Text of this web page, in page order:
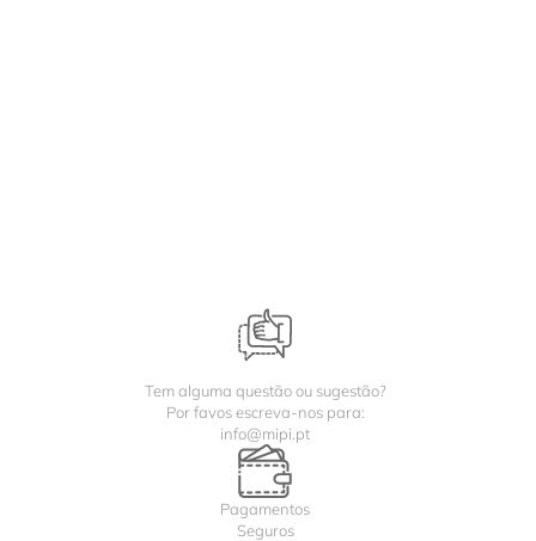
Tem alguma questão ou sugestão?
Por favos escreva-nos para:
info@mipi.pt
Pagamentos
Seguros